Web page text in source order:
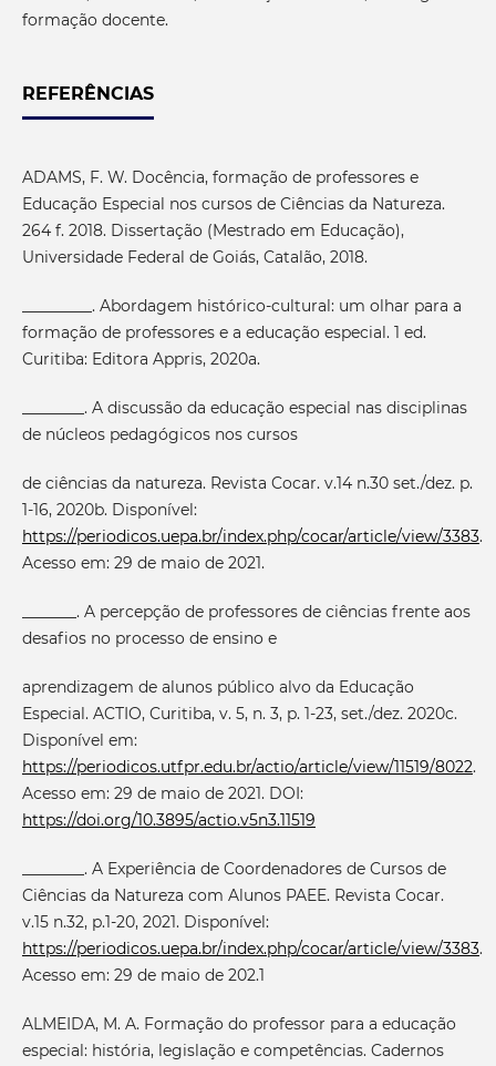
formação docente.
REFERÊNCIAS
ADAMS, F. W. Docência, formação de professores e
Educação Especial nos cursos de Ciências da Natureza.
264 f. 2018. Dissertação (Mestrado em Educação),
Universidade Federal de Goiás, Catalão, 2018.
_________. Abordagem histórico-cultural: um olhar para a
formação de professores e a educação especial. 1 ed.
Curitiba: Editora Appris, 2020a.
________. A discussão da educação especial nas disciplinas
de núcleos pedagógicos nos cursos
de ciências da natureza. Revista Cocar. v.14 n.30 set./dez. p.
1-16, 2020b. Disponível:
https://periodicos.uepa.br/index.php/cocar/article/view/3383.
Acesso em: 29 de maio de 2021.
_______. A percepção de professores de ciências frente aos
desafios no processo de ensino e
aprendizagem de alunos público alvo da Educação
Especial. ACTIO, Curitiba, v. 5, n. 3, p. 1-23, set./dez. 2020c.
Disponível em:
https://periodicos.utfpr.edu.br/actio/article/view/11519/8022.
Acesso em: 29 de maio de 2021. DOI:
https://doi.org/10.3895/actio.v5n3.11519
________. A Experiência de Coordenadores de Cursos de
Ciências da Natureza com Alunos PAEE. Revista Cocar.
v.15 n.32, p.1-20, 2021. Disponível:
https://periodicos.uepa.br/index.php/cocar/article/view/3383.
Acesso em: 29 de maio de 202.1
ALMEIDA, M. A. Formação do professor para a educação
especial: história, legislação e competências. Cadernos